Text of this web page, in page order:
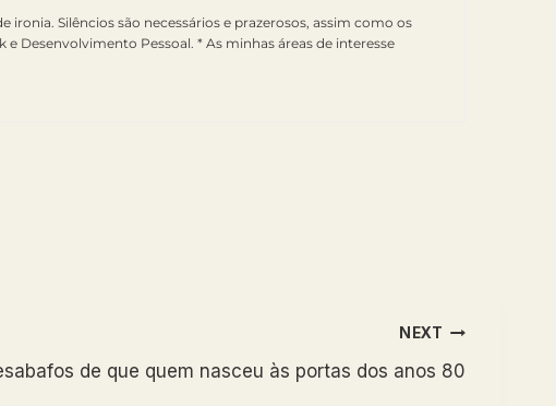
Silêncios são necessários e prazerosos, assim como os
Desenvolvimento Pessoal. * As minhas áreas de interesse
NEXT
de que quem nasceu às portas dos anos 80